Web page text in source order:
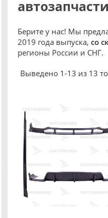
Берите у нас! Мы
2019 года выпуска, со
регионы России и СНГ.
Выведено 1-13 из 13